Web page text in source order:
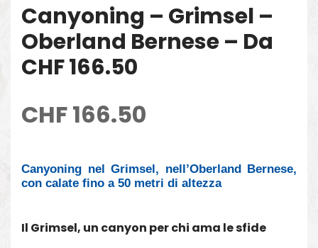
Canyoning – Grimsel –
Oberland Bernese – Da
CHF 166.50
CHF166.50
Canyoning nel Grimsel, nell’Oberland Bernese,
con calate fino a 50 metri di altezza
Il Grimsel, un canyon per chi ama le sfide